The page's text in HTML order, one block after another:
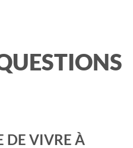
DE VIVRE À